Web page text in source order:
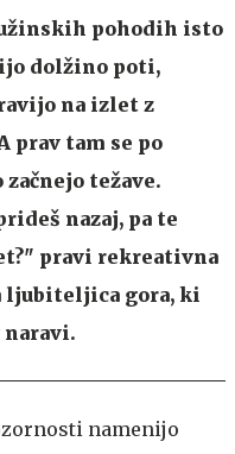
pohodih isto
dolžino poti,
na izlet z
tam se po
začnejo težave.
nazaj, pa te
pravi rekreativna
ljubiteljica gora, ki
namenijo